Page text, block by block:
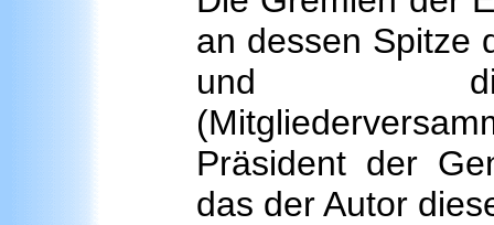
an dessen Spitze
und die
Präsident der
das der Autor